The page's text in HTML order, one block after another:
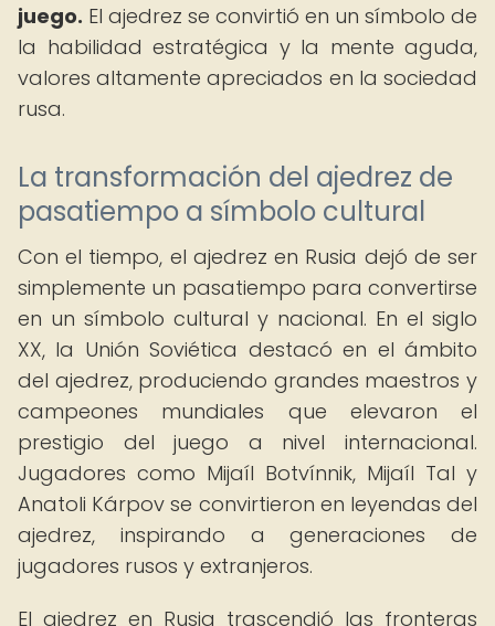
juego. El ajedrez se convirtió en un símbolo de
la habilidad estratégica y la mente aguda,
valores altamente apreciados en la sociedad
rusa.
La transformación del ajedrez de
pasatiempo a símbolo cultural
Con el tiempo, el ajedrez en Rusia dejó de ser
simplemente un pasatiempo para convertirse
en un símbolo cultural y nacional. En el siglo
XX, la Unión Soviética destacó en el ámbito
del ajedrez, produciendo grandes maestros y
campeones mundiales que elevaron el
prestigio del juego a nivel internacional.
Jugadores como Mijaíl Botvínnik, Mijaíl Tal y
Anatoli Kárpov se convirtieron en leyendas del
ajedrez, inspirando a generaciones de
jugadores rusos y extranjeros.
El ajedrez en Rusia trascendió las fronteras